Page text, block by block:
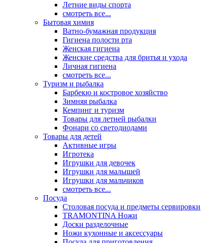
Летние виды спорта
смотреть все...
Бытовая химия
Ватно-бумажная продукция
Гигиена полости рта
Женская гигиена
Женские средства для бритья и ухода
Личная гигиена
смотреть все...
Туризм и рыбалка
Барбекю и костровое хозяйство
Зимняя рыбалка
Кемпинг и туризм
Товары для летней рыбалки
Фонари со светодиодами
Товары для детей
Активные игры
Игротека
Игрушки для девочек
Игрушки для малышей
Игрушки для мальчиков
смотреть все...
Посуда
Столовая посуда и предметы сервировки
TRAMONTINA Ножи
Доски разделочные
Ножи кухонные и аксессуары